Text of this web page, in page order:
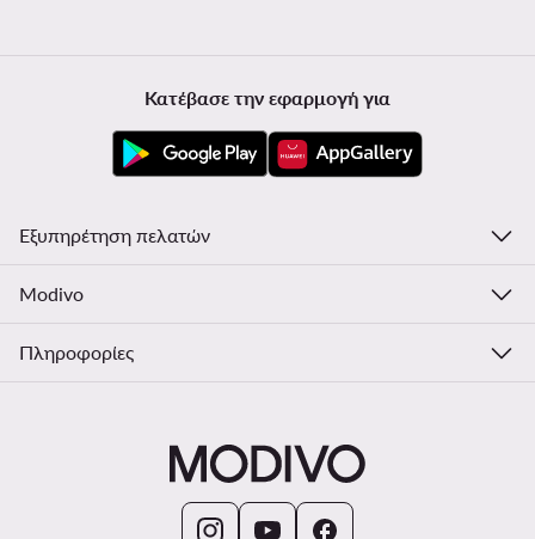
Κατέβασε την εφαρμογή για
Εξυπηρέτηση πελατών
Modivo
Πληροφορίες